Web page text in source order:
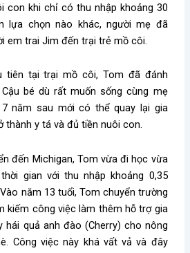
con khi chỉ có thu nhập khoảng 30
lựa chọn nào khác, người mẹ đã
em trai Jim đến trại trẻ mồ côi.
tiên tại trại mồ côi, Tom đã đánh
bé dù rất muốn sống cùng mẹ
năm sau mới có thể quay lại gia
thành y tá và đủ tiền nuôi con.
đến Michigan, Tom vừa đi học vừa
gian với thu nhập khoảng 0,35
năm 13 tuổi, Tom chuyển trường
kiếm công việc làm thêm hỗ trợ gia
hái quả anh đào (Cherry) cho nông
Công việc này khá vất vả và đây